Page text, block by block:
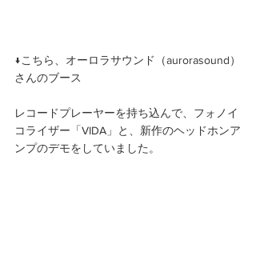
↓こちら、オーロラサウンド（aurorasound）
さんのブース
レコードプレーヤーを持ち込んで、フォノイ
コライザー「VIDA」と、新作のヘッドホンア
ンプのデモをしていました。